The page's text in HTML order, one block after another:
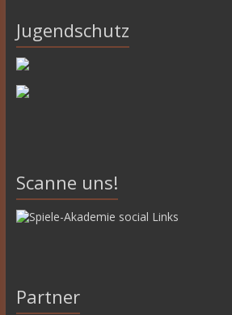
Jugendschutz
Scanne uns!
Partner